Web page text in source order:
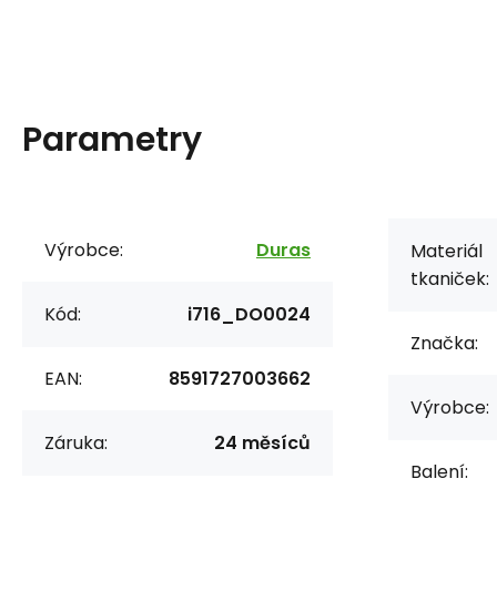
Parametry
Výrobce: Duras
Kód: i716_DO0024
EAN: 8591727003662
Záruka: 24 měsíců
Materiál
tkaniček:
Značka:
Výrobce:
Balení: